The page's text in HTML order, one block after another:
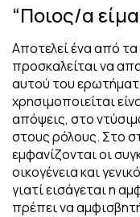
“Ποιος/α
Αποτελεί ένα από
προσκαλείται να
αυτού του
χρησιμοποιείται
απόψεις, στο
στους ρόλους. Στο
εμφανίζονται οι
οικογένεια και
γιατί εισάγεται η
πρέπει να